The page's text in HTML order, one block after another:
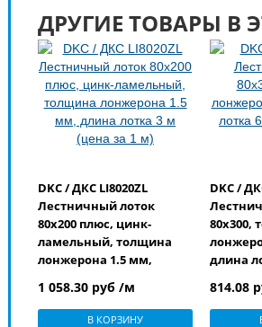
ДРУГИЕ ТОВАРЫ В
DKC / ДКС LI8020ZL
Лестничный лоток
80х200 плюс, цинк-
ламельный, толщина
лонжерона 1.5 мм,
1 м)
1 058.30 руб /м
В КОРЗИНУ
DKC /
80х300,
длина
814.08